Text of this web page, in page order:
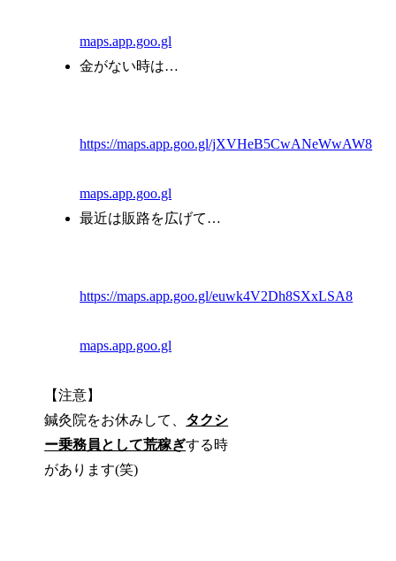
maps.app.goo.gl
金がない時は…
https://maps.app.goo.gl/jXVHeB5CwANeWwAW8
maps.app.goo.gl
最近は販路を広げて…
https://maps.app.goo.gl/euwk4V2Dh8SXxLSA8
maps.app.goo.gl
【注意】
鍼灸院をお休みして、 タクシ
ー乗務員として荒稼ぎする時
があります(笑)